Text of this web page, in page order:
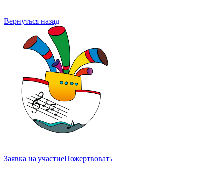
Вернуться назад
Заявка на участиеПожертвовать